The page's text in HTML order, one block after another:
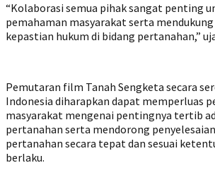
“Kolaborasi semua pihak sangat penting
pemahaman masyarakat serta
kepastian hukum di bidang pertanahan,”
Pemutaran film Tanah Sengketa secara
Indonesia diharapkan dapat memperluas
masyarakat mengenai pentingnya tertib
pertanahan serta mendorong
pertanahan secara tepat dan sesuai
berlaku.